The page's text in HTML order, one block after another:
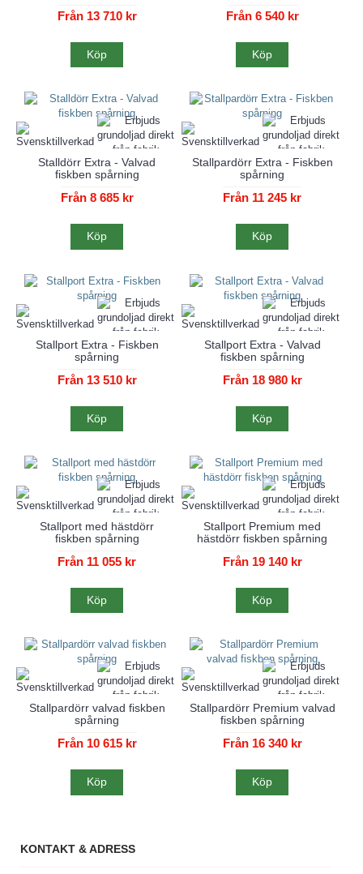
Från 13 710 kr
Köp
Från 6 540 kr
Köp
Stalldörr Extra - Valvad
fiskben spårning
Från 8 685 kr
Köp
Stallpardörr Extra - Fiskben
spårning
Från 11 245 kr
Köp
Stallport Extra - Fiskben
spårning
Från 13 510 kr
Köp
Stallport Extra - Valvad
fiskben spårning
Från 18 980 kr
Köp
Stallport med hästdörr
fiskben spårning
Från 11 055 kr
Köp
Stallport Premium med
hästdörr fiskben spårning
Från 19 140 kr
Köp
Stallpardörr valvad fiskben
spårning
Från 10 615 kr
Köp
Stallpardörr Premium valvad
fiskben spårning
Från 16 340 kr
Köp
KONTAKT & ADRESS